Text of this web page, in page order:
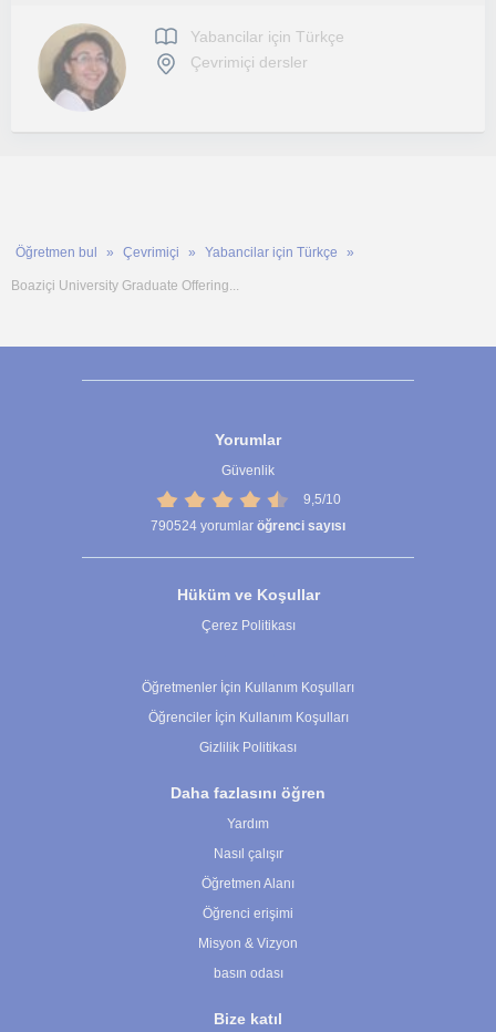
Yabancilar için Türkçe
Çevrimiçi dersler
Öğretmen bul Çevrimiçi Yabancilar için Türkçe
Boaziçi University Graduate Offering...
Yorumlar
Güvenlik
9,5/10
790524 yorumlar öğrenci sayısı
Hüküm ve Koşullar
Çerez Politikası
Öğretmenler İçin Kullanım Koşulları
Öğrenciler İçin Kullanım Koşulları
Gizlilik Politikası
Daha fazlasını öğren
Yardım
Nasıl çalışır
Öğretmen Alanı
Öğrenci erişimi
Misyon & Vizyon
basın odası
Bize katıl